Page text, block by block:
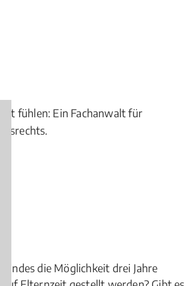
fühlen: Ein Fachanwalt für
die Möglichkeit drei Jahre